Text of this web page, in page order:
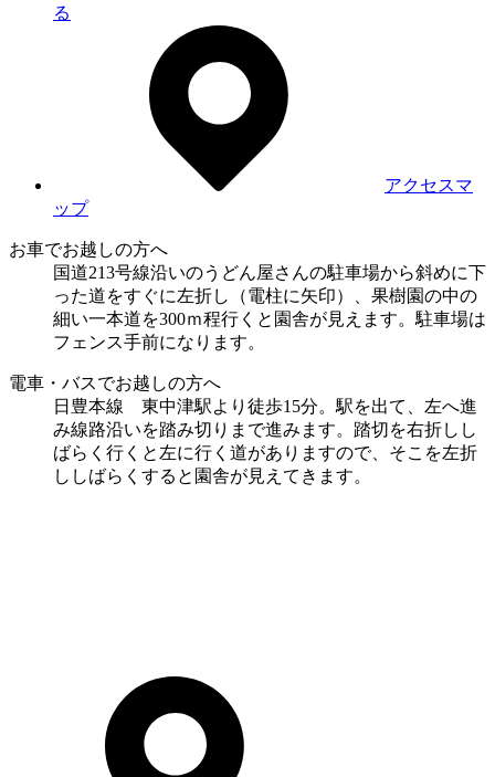
る
アクセスマ
ップ
お車でお越しの方へ
国道213号線沿いのうどん屋さんの駐車場から斜めに下
った道をすぐに左折し（電柱に矢印）、果樹園の中の
細い一本道を300ｍ程行くと園舎が見えます。駐車場は
フェンス手前になります。
電車・バスでお越しの方へ
日豊本線 東中津駅より徒歩15分。駅を出て、左へ進
み線路沿いを踏み切りまで進みます。踏切を右折しし
ばらく行くと左に行く道がありますので、そこを左折
ししばらくすると園舎が見えてきます。